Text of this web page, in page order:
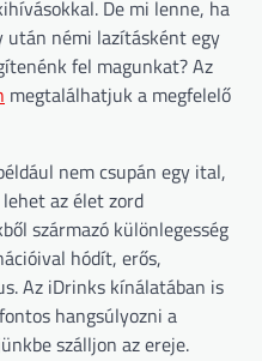
De mi lenne, ha
után némi lazításként egy
fel magunkat? Az
megtalálhatjuk a megfelelő
nem csupán egy ital,
az élet zord
származó különlegesség
hódít, erős,
Az iDrinks kínálatában is
hangsúlyozni a
szálljon az ereje.